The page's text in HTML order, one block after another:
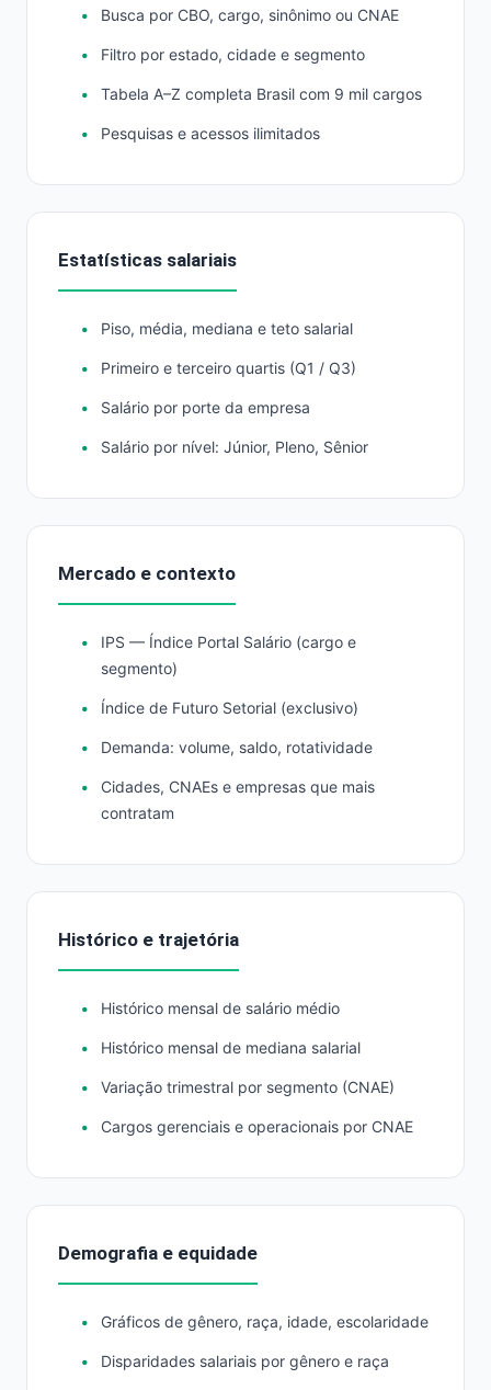
Busca por CBO, cargo, sinônimo ou CNAE
Filtro por estado, cidade e segmento
Tabela A–Z completa Brasil com 9 mil cargos
Pesquisas e acessos ilimitados
Estatísticas salariais
Piso, média, mediana e teto salarial
Primeiro e terceiro quartis (Q1 / Q3)
Salário por porte da empresa
Salário por nível: Júnior, Pleno, Sênior
Mercado e contexto
IPS — Índice Portal Salário (cargo e
segmento)
Índice de Futuro Setorial (exclusivo)
Demanda: volume, saldo, rotatividade
Cidades, CNAEs e empresas que mais
contratam
Histórico e trajetória
Histórico mensal de salário médio
Histórico mensal de mediana salarial
Variação trimestral por segmento (CNAE)
Cargos gerenciais e operacionais por CNAE
Demografia e equidade
Gráficos de gênero, raça, idade, escolaridade
Disparidades salariais por gênero e raça